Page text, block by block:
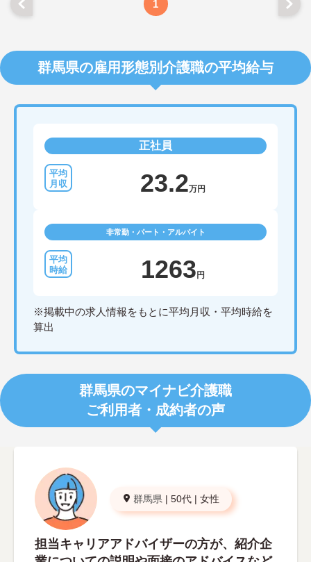
1
群馬県の雇用形態別介護職の平均給与
正社員
23.2万円
非常勤・パート・アルバイト
1263 円
※掲載中の求人情報をもとに平均月収・平均時給を
算出
群馬県のマイナビ介護職
ご利用者・成約者の声
群馬県 | 50代 | 女性
担当キャリアアドバイザーの方が、紹介企